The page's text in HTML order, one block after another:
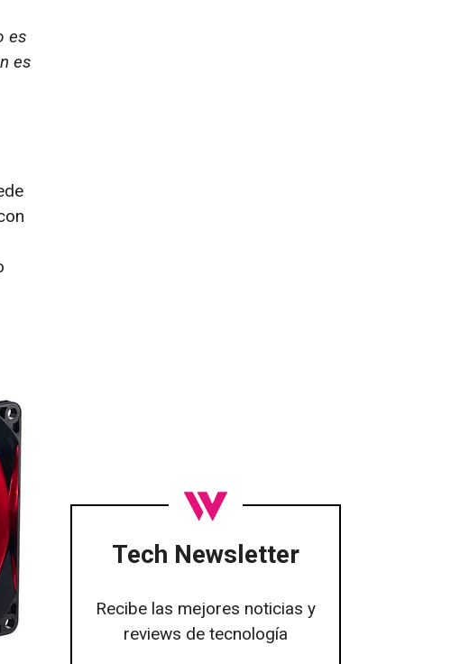
Tech Newsletter
Recibe las mejores noticias y
reviews de tecnología
es
es